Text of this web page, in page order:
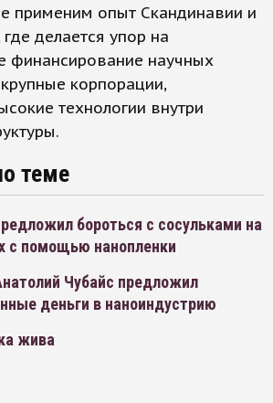
применим опыт Скандинавии и
делается упор на
финансирование научных
корпорации,
технологии внутри
теме
бороться с сосульками на
с помощью нанопленки
Чубайс предложил
деньги в наноиндустрию
жива